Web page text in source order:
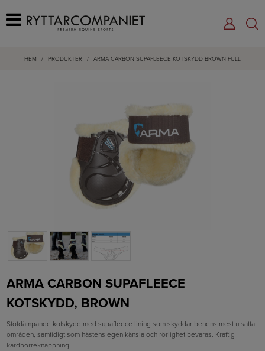
HEM / PRODUKTER / ARMA CARBON SUPAFLEECE KOTSKYDD BROWN FULL
ARMA CARBON SUPAFLEECE
KOTSKYDD, BROWN
Stötdämpande kotskydd med supafleece lining som skyddar benens mest utsatta
områden, samtidigt som hästens egen känsla och rörlighet bevaras. Kraftig
kardborreknäppning.